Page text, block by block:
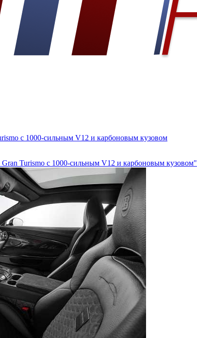
с 1000-сильным V12 и карбоновым кузовом
Gran Turismo с 1000-сильным V12 и карбоновым кузовом"